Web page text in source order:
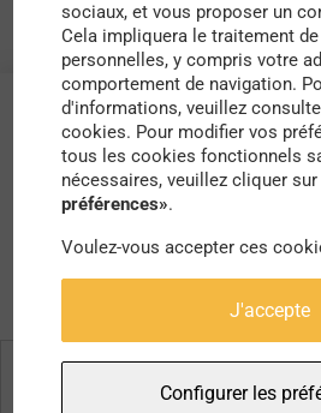
sociaux, et vous proposer un
Cela impliquera le traitement
personnelles, y compris votre
comportement de navigation.
d'informations, veuillez
cookies. Pour modifier vos
tous les cookies fonctionnels
nécessaires, veuillez cliquer
préférences».
Voulez-vous accepter ces
J'accepte
Configurer les